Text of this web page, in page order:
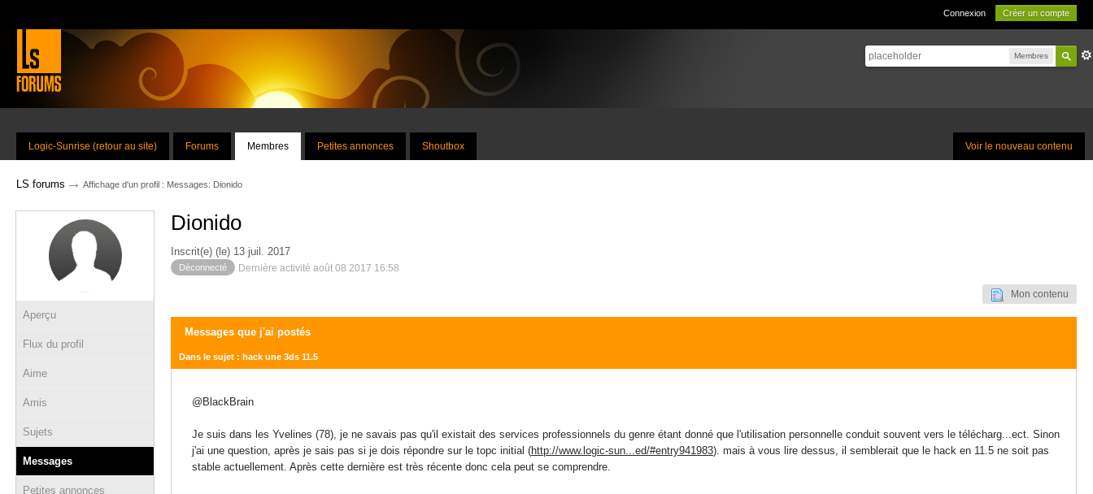
Connexion Créer un compte
Membres
Voir le nouveau contenu
Logic-Sunrise (retour au site) Forums Membres Petites annonces Shoutbox
LS forums → Affichage d'un profil : Messages: Dionido
Aperçu
Flux du profil
Aime
Amis
Sujets
Messages
Petites annonces
Dionido
Inscrit(e) (le) 13 juil. 2017
Déconnecté Dernière activité août 08 2017 16:58
Mon contenu
Messages que j'ai postés
Dans le sujet : hack une 3ds 11.5
@BlackBrain
Je suis dans les Yvelines (78), je ne savais pas qu'il existait des services professionnels du genre étant donné que l'utilisation personnelle conduit souvent vers le télécharg...ect. Sinon
j'ai une question, après je sais pas si je dois répondre sur le topc initial (http://www.logic-sun...ed/#entry941983). mais à vous lire dessus, il semblerait que le hack en 11.5 ne soit pas
stable actuellement. Après cette dernière est très récente donc cela peut se comprendre.